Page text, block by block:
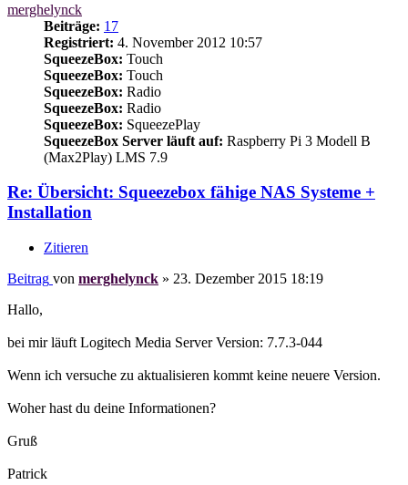
merghelynck
Beiträge: 17
Registriert: 4. November 2012 10:57
SqueezeBox: Touch
SqueezeBox: Touch
SqueezeBox: Radio
SqueezeBox: Radio
SqueezeBox: SqueezePlay
SqueezeBox Server läuft auf: Raspberry Pi 3 Modell B
(Max2Play) LMS 7.9
Re: Übersicht: Squeezebox fähige NAS Systeme +
Installation
Zitieren
Beitrag von merghelynck » 23. Dezember 2015 18:19
Hallo,
bei mir läuft Logitech Media Server Version: 7.7.3-044
Wenn ich versuche zu aktualisieren kommt keine neuere Version.
Woher hast du deine Informationen?
Gruß
Patrick